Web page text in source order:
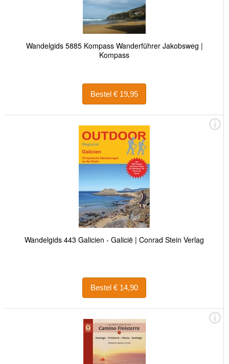
Wandelgids 5885 Kompass Wanderführer Jakobsweg |
Kompass
Bestel € 19,95
Wandelgids 443 Galicien - Galicië | Conrad Stein Verlag
Bestel € 14,90